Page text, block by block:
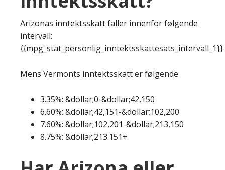
Arizonas inntektsskatt faller innenfor følgende
intervall:
{{mpg_stat_personlig_inntektsskattesats_intervall_1}}
Mens Vermonts inntektsskatt er følgende
3.35%: &dollar;0-&dollar;42,150
6.60%: &dollar;42,151-&dollar;102,200
7.60%: &dollar;102,201-&dollar;213,150
8.75%: &dollar;213.151+